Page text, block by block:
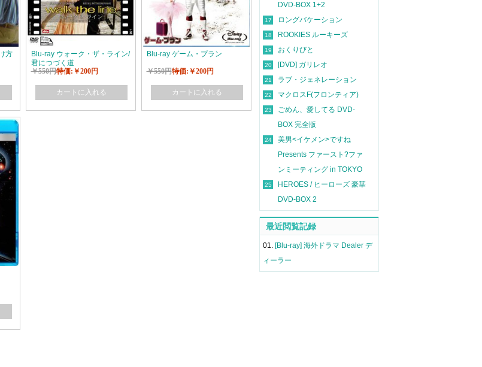
方
Blu-ray ウォーク・ザ・ライン/
君につづく道
￥550円特価:￥200円
カートに入れる
Blu-ray ゲーム・プラン
￥550円特価:￥200円
カートに入れる
DVD-BOX 1+2
17 ロングバケーション
18 ROOKIES ルーキーズ
19 おくりびと
20 [DVD] ガリレオ
21 ラブ・ジェネレーション
22 マクロスF(フロンティア)
23
ごめん、愛してる DVD-
BOX 完全版
24
美男<イケメン>ですね
Presents ファースト?ファ
ンミーティング in TOKYO
25
HEROES / ヒーローズ 豪華
DVD-BOX 2
最近閲覧記録
01. [Blu-ray] 海外ドラマ Dealer デ
ィーラー